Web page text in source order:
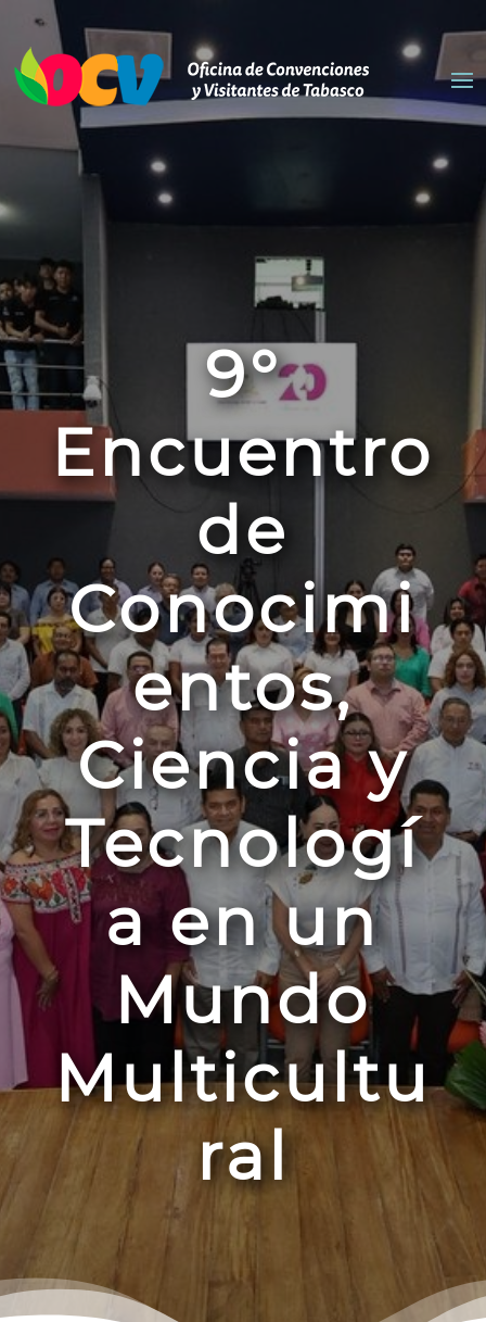
9°
Encuentro
de
Conocimi
entos,
Ciencia y
Tecnologí
a en un
Mundo
Multicultu
ral